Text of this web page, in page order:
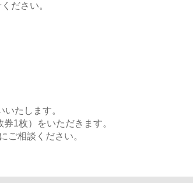
ださい。
たします。
1枚）をいただきます。
ご相談ください。